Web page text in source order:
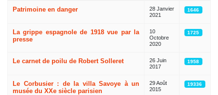
Patrimoine en danger
28 Janvier
2021
1646
La grippe espagnole de 1918 vue par la
presse
10
Octobre
2020
1725
Le carnet de poilu de Robert Solleret
26 Juin
2017
1958
Le Corbusier : de la villa Savoye à un
musée du XXe siècle parisien
29 Août
2015
19336